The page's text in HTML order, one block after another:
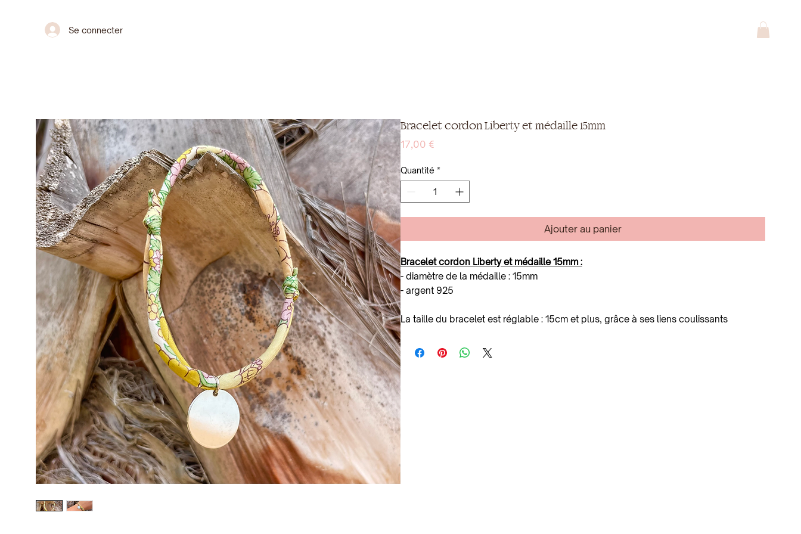
Se connecter
Bracelet cordon Liberty et médaille 15mm
17,00 €
Quantité *
Ajouter au panier
Bracelet cordon Liberty et médaille 15mm :
- diamètre de la médaille : 15mm
- argent 925
La taille du bracelet est réglable : 15cm et plus, grâce à ses liens coulissants